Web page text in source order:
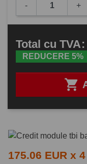
- +

Total cu TVA:
REDUCERE 5%
175.06 EUR x